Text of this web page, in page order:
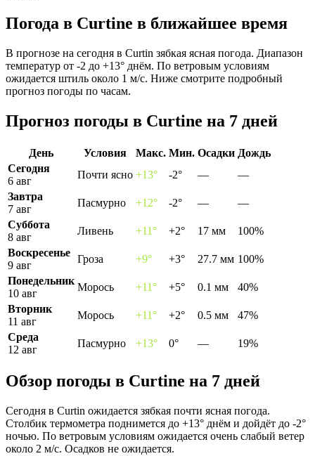
Погода в Curtinе в ближайшее время
В прогнозе на сегодня в Curtin зябкая ясная погода. Диапазон
температур от -2 до +13° днём. По ветровым условиям
ожидается штиль около 1 м/с. Ниже смотрите подробный
прогноз погоды по часам.
Прогноз погоды в Curtinе на 7 дней
День Условия Макс. Мин. Осадки Дождь
Сегодня
6 авг
Почти ясно +13° -2° —
—
Завтра
7 авг
Пасмурно +12° -2° —
—
Суббота
8 авг
Ливень +11° +2° 17 мм
100%
Воскресенье
9 авг
Гроза +9° +3° 27.7 мм 100%
Понедельник
10 авг
Морось +11° +5° 0.1 мм
40%
Вторник
11 авг
Морось +11° +2° 0.5 мм
47%
Среда
12 авг
Пасмурно +13° 0° — 19%
Обзор погоды в Curtinе на 7 дней
Сегодня в Curtin ожидается зябкая почти ясная погода.
Столбик термометра поднимется до +13° днём и дойдёт до -2°
ночью. По ветровым условиям ожидается очень слабый ветер
около 2 м/с. Осадков не ожидается.